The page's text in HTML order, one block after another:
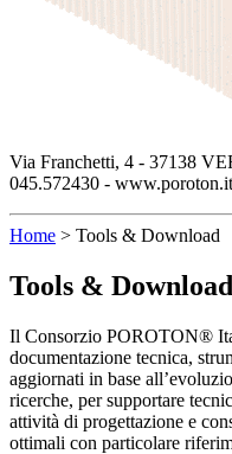
Via Franchetti, 4 - 37138
045.572430 -
Home > Tools & Download
Tools & Download
Il Consorzio POROTON®
documentazione tecnica,
aggiornati in base
ricerche, per supportare
attività di progettazione e
ottimali con particolare